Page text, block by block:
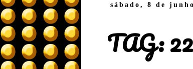
sábado, 8 de
TAG: 22